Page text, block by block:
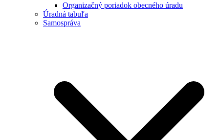
Organizačný poriadok obecného úradu
Úradná tabuľa
Samospráva